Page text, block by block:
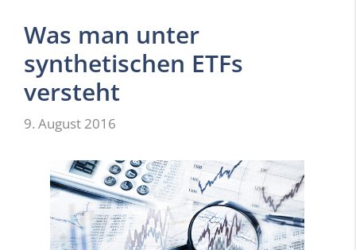
Was man unter
synthetischen ETFs
versteht
9. August 2016